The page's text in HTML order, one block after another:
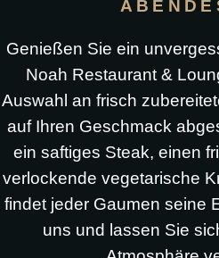
Genießen Sie ein
Noah Restaurant &
Auswahl an frisch
auf Ihren Geschmack
ein saftiges Steak, einen
verlockende vegetarische
findet jeder Gaumen seine
uns und lassen Sie